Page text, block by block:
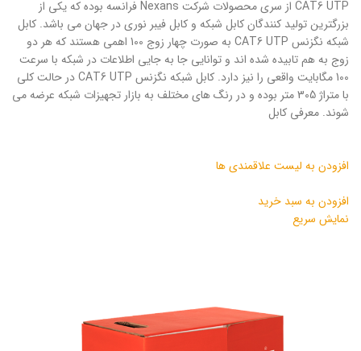
CAT6 UTP از سری محصولات شرکت Nexans فرانسه بوده که یکی از
بزرگترین تولید کنندگان کابل شبکه و کابل فیبر نوری در جهان می باشد. کابل
شبکه نگزنس CAT6 UTP به صورت چهار زوج 100 اهمی هستند که هر دو
زوج به هم تابیده شده اند و توانایی جا به جایی اطلاعات در شبکه با سرعت
100 مگابایت واقعی را نیز دارد. کابل شبکه نگزنس CAT6 UTP در حالت کلی
با متراژ 305 متر بوده و در رنگ های مختلف به بازار تجهیزات شبکه عرضه می
شوند. معرفی کابل
افزودن به لیست علاقمندی ها
افزودن به سبد خرید
نمایش سریع